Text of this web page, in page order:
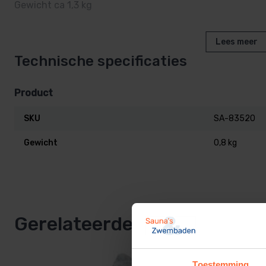
Gewicht ca 1,3 kg
Lees meer
Technische specificaties
Product
SKU SA-83520
Gewicht 0,8 kg
Gerelateerde producten